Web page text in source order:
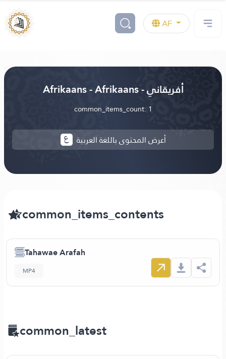
AF
Afrikaans - Afrikaans - أفريقاني
common_items_count: 1
أعرض المحتوى باللغة العربية
common_items_contents
Tahawae Arafah
MP4
common_latest